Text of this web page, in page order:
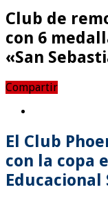
Club de
con 6
«San
Compartir
El Club
con la copa
Educacional